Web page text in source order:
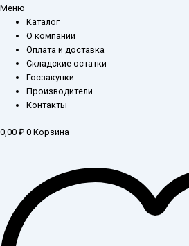
Меню
Каталог
О компании
Оплата и доставка
Складские остатки
Госзакупки
Производители
Контакты
0,00 ₽ 0 Корзина